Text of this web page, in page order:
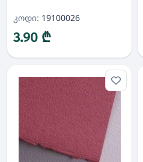
კოდი: 19100026
3.90 ₾